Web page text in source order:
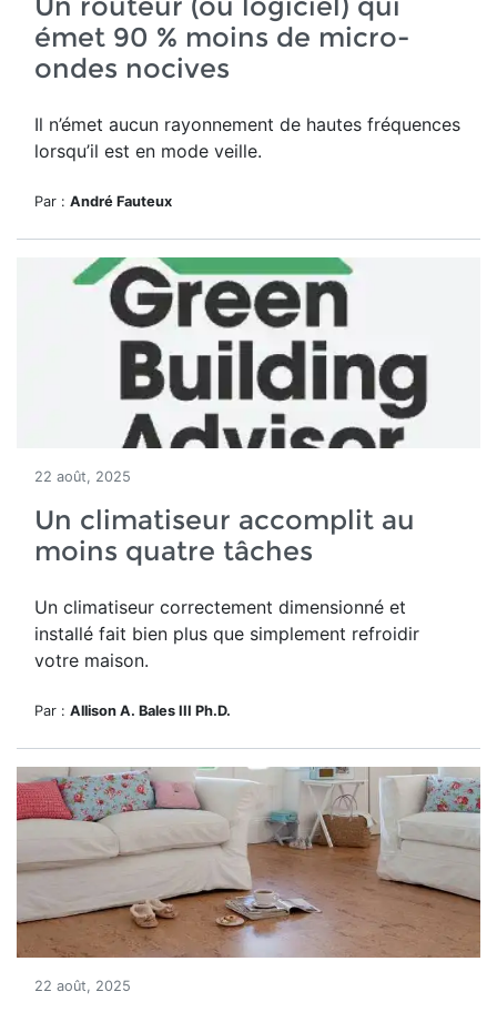
émet 90 % moins de micro-
ondes nocives
Il n’émet aucun rayonnement de hautes fréquences
lorsqu’il est en mode veille.
Par : André Fauteux
22 août, 2025
Un climatiseur accomplit au
moins quatre tâches
Un climatiseur correctement dimensionné et
installé fait bien plus que simplement refroidir
votre maison.
Par : Allison A. Bales III Ph.D.
22 août, 2025